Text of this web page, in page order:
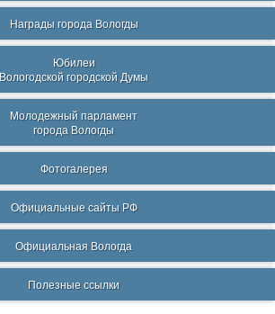
Награды города Вологды
Юбилеи
Вологодской городской Думы
Молодежный парламент
города Вологды
Фотогалерея
Официальные сайты РФ
Официальная Вологда
Полезные ссылки